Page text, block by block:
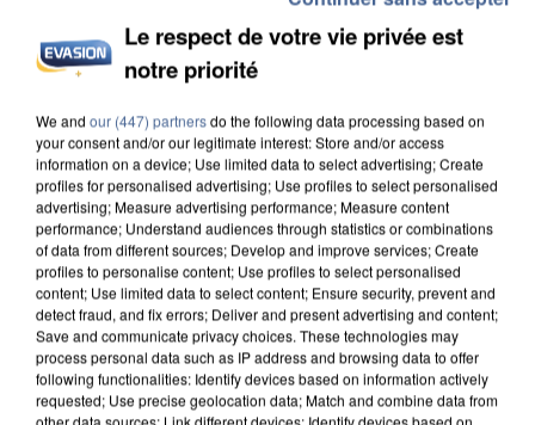
MAFIA INTERPELLÉ EN ALGÉRIE
Le respect de votre vie privée est
notre priorité
We and our (447) partnersdo the following data processing based on
your consent and/or our legitimate interest: Store and/or access
information on a device; Use limited data to select advertising; Create
profiles for personalised advertising; Use profiles to select personalised
advertising; Measure advertising performance; Measure content
performance; Understand audiences through statistics or combinations
of data from different sources; Develop and improve services; Create
profiles to personalise content; Use profiles to select personalised
content; Use limited data to select content; Ensure security, prevent and
detect fraud, and fix errors; Deliver and present advertising and content;
Save and communicate privacy choices. These technologies may
process personal data such as IP address and browsing data to offer
following functionalities: Identify devices based on information actively
requested; Use precise geolocation data; Match and combine data from
other data sources; Link different devices; Identify devices based on